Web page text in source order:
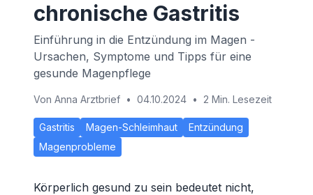
chronische Gastritis
Einführung in die Entzündung im Magen -
Ursachen, Symptome und Tipps für eine
gesunde Magenpflege
Von Anna Arztbrief • 04.10.2024 • 2 Min. Lesezeit
Gastritis Magen-Schleimhaut
Entzündung
Magenprobleme
Körperlich gesund zu sein bedeutet nicht,